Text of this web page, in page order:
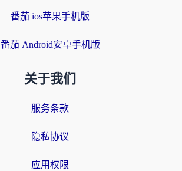
番茄 ios苹果手机版
番茄 Android安卓手机版
关于我们
服务条款
隐私协议
应用权限